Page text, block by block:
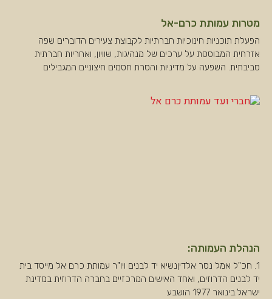
מטרות עמותת כרם-אל
הפעלת תוכניות חינוכיות חברתיות לקבוצת צעירים הדוברים שפה
אזרחית המבוססת על ערכים של מנהיגות, שוויון, ואחריות חברתית
סביבתית. השפעה על מדיניות והסרת חסמים חיצוניים המגבילים
הנהלת העמותה:
1. חכ"ל אמל נסר אלדיןנשיא יד לבנים ויו"ר עמותת כרם אל מייסד בית
יד לבנים הדרוזים, ואחד האישים המרכזיים בחברה הדרוזית במדינת
ישראל.בינואר 1977 הושבע